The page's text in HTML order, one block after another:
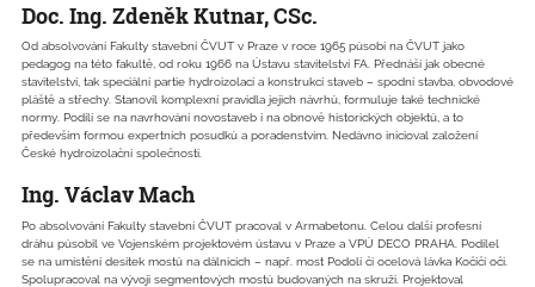
Doc. Ing. Zdeněk Kutnar, CSc.
Od absolvování Fakulty stavební ČVUT v Praze v roce 1965 působí na ČVUT jako
pedagog na této fakultě, od roku 1966 na Ústavu stavitelství FA. Přednáší jak obecné
stavitelství, tak speciální partie hydroizolací a konstrukcí staveb – spodní stavba, obvodové
pláště a střechy. Stanovil komplexní pravidla jejich návrhů, formuluje také technické
normy. Podílí se na navrhování novostaveb i na obnově historických objektů, a to
především formou expertních posudků a poradenstvím. Nedávno inicioval založení
České hydroizolační společnosti.
Ing. Václav Mach
Po absolvování Fakulty stavební ČVUT pracoval v Armabetonu. ­Celou další profesní
dráhu působil ve Vojenském projektovém ústavu v Praze a VPÚ DECO PRAHA. Podílel
se na umístění desítek mostů na dálnicích – např. most Podolí či ocelová lávka Kočičí oči.
Spolupracoval na vývoji segmentových mostů budovaných na skruži. Projektoval